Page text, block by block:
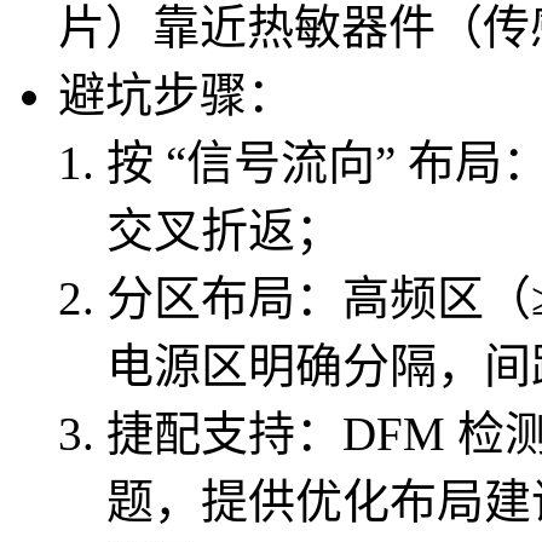
片）靠近热敏器件（
避坑步骤：
按 “信号流向” 布
交叉折返；
分区布局：高频区
电源区明确分隔，
捷配支持：DFM 检
题，提供优化布局